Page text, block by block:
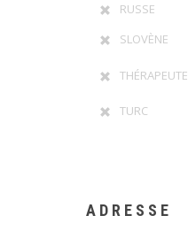
RUSSE
SLOVÈNE
THÉRAPEUTE
TURC
ADRESSE